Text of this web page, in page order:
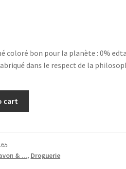
coloré bon pour la planète : 0%
dans le respect de la
cart
& ..., Droguerie